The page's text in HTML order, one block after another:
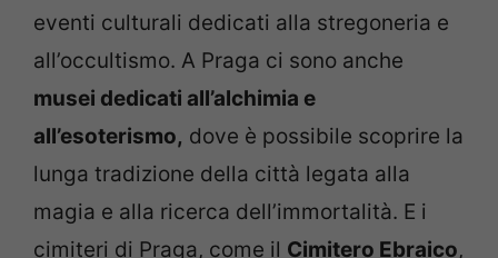
eventi culturali dedicati alla stregoneria e
all’occultismo. A Praga ci sono anche
musei dedicati all’alchimia e
all’esoterismo, dove è possibile scoprire la
lunga tradizione della città legata alla
magia e alla ricerca dell’immortalità. E i
cimiteri di Praga, come il Cimitero Ebraico,